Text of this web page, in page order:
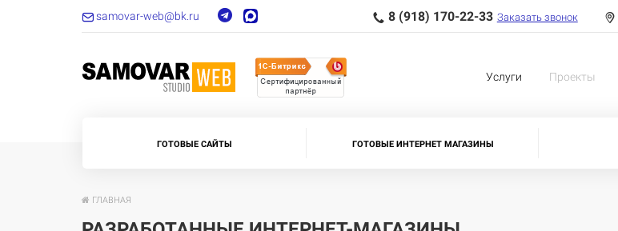
samovar-web@bk.ru 8 (918) 170-22-33 Заказать звонок
Услуги Проекты
ГОТОВЫЕ САЙТЫ ГОТОВЫЕ ИНТЕРНЕТ МАГАЗИНЫ
ГЛАВНАЯ